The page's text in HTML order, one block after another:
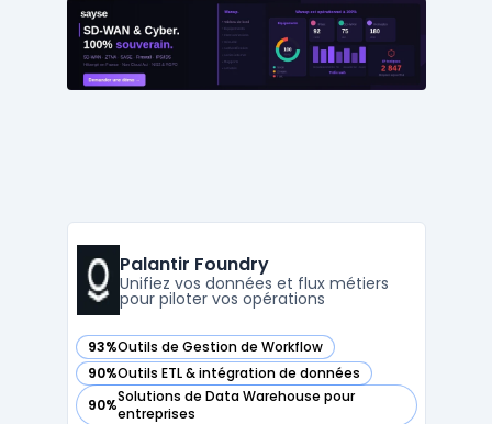
entreprises possédant plusieurs
départements rencontrent souvent des
problèmes d’efficacité et de d ...
Palantir Foundry
Unifiez vos données et flux métiers
pour piloter vos opérations
93%Outils de Gestion de Workflow
— voir Palantir Foundry dans cette catégorie
90%Outils ETL & intégration de données
— voir Palantir Foundry dans cette catégorie
90%Solutions de Data Warehouse pour
entreprises
— voir Palantir Foundry dans cette catégorie